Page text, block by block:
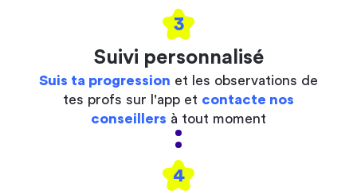
3
Suivi personnalisé
Suis ta progression et les observations de
tes profs sur l'app et contacte nos
conseillers à tout moment
4